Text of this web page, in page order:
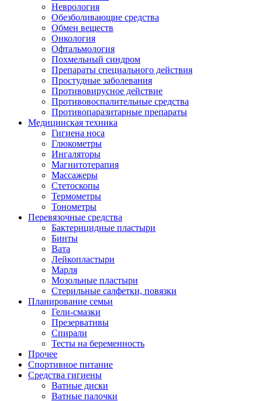
Неврология
Обезболивающие средства
Обмен веществ
Онкология
Офтальмология
Похмельный синдром
Препараты специального действия
Простудные заболевания
Противовирусное действие
Противовоспалительные средства
Противопаразитарные препараты
Медицинская техника
Гигиена носа
Глюкометры
Ингаляторы
Магнитотерапия
Массажеры
Стетоскопы
Термометры
Тонометры
Перевязочные средства
Бактерицидные пластыри
Бинты
Вата
Лейкопластыри
Марля
Мозольные пластыри
Стерильные салфетки, повязки
Планирование семьи
Гели-смазки
Презервативы
Спирали
Тесты на беременность
Прочее
Спортивное питание
Средства гигиены
Ватные диски
Ватные палочки